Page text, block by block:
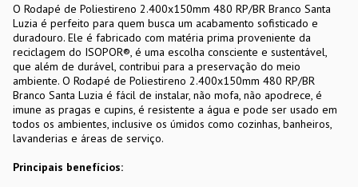
O Rodapé de Poliestireno 2.400x150mm 480 RP/BR Branco Santa
Luzia é perfeito para quem busca um acabamento sofisticado e
duradouro. Ele é fabricado com matéria prima proveniente da
reciclagem do ISOPOR®, é uma escolha consciente e sustentável,
que além de durável, contribui para a preservação do meio
ambiente. O Rodapé de Poliestireno 2.400x150mm 480 RP/BR
Branco Santa Luzia é fácil de instalar, não mofa, não apodrece, é
imune as pragas e cupins, é resistente a água e pode ser usado em
todos os ambientes, inclusive os úmidos como cozinhas, banheiros,
lavanderias e áreas de serviço.
Principais benefícios: